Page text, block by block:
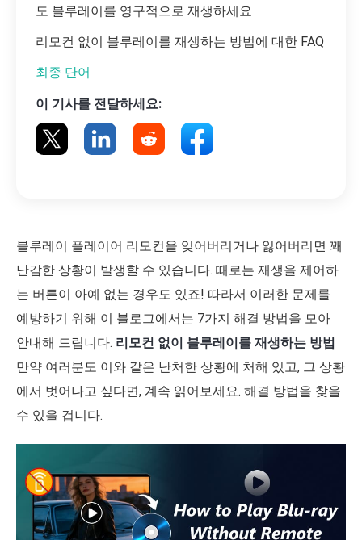
도 블루레이를 영구적으로 재생하세요
리모컨 없이 블루레이를 재생하는 방법에 대한 FAQ
최종 단어
이 기사를 전달하세요:
블루레이 플레이어 리모컨을 잊어버리거나 잃어버리면 꽤
난감한 상황이 발생할 수 있습니다. 때로는 재생을 제어하
는 버튼이 아예 없는 경우도 있죠! 따라서 이러한 문제를
예방하기 위해 이 블로그에서는 7가지 해결 방법을 모아
안내해 드립니다. 리모컨 없이 블루레이를 재생하는 방법
만약 여러분도 이와 같은 난처한 상황에 처해 있고, 그 상황
에서 벗어나고 싶다면, 계속 읽어보세요. 해결 방법을 찾을
수 있을 겁니다.